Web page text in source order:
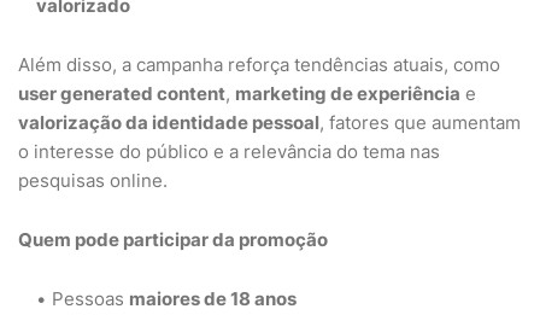
valorizado
Além disso, a campanha reforça tendências atuais, como
user generated content, marketing de experiência e
valorização da identidade pessoal, fatores que aumentam
o interesse do público e a relevância do tema nas
pesquisas online.
Quem pode participar da promoção
Pessoas maiores de 18 anos